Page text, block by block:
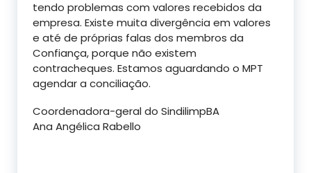
tendo problemas com valores recebidos da
empresa. Existe muita divergência em valores
e até de próprias falas dos membros da
Confiança, porque não existem
contracheques. Estamos aguardando o MPT
agendar a conciliação.
Coordenadora-geral do SindilimpBA
Ana Angélica Rabello